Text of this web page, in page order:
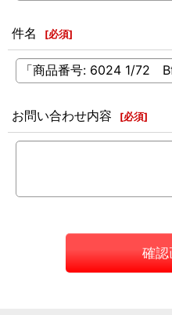
件名 [必須]
お問い合わせ内容 [必須]
確認